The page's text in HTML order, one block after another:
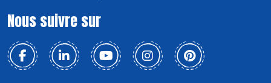
Nous suivre sur